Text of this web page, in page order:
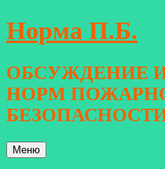
Перейти
к
Норма П.Б.
ОБСУЖДЕНИЕ
НОРМ
Меню